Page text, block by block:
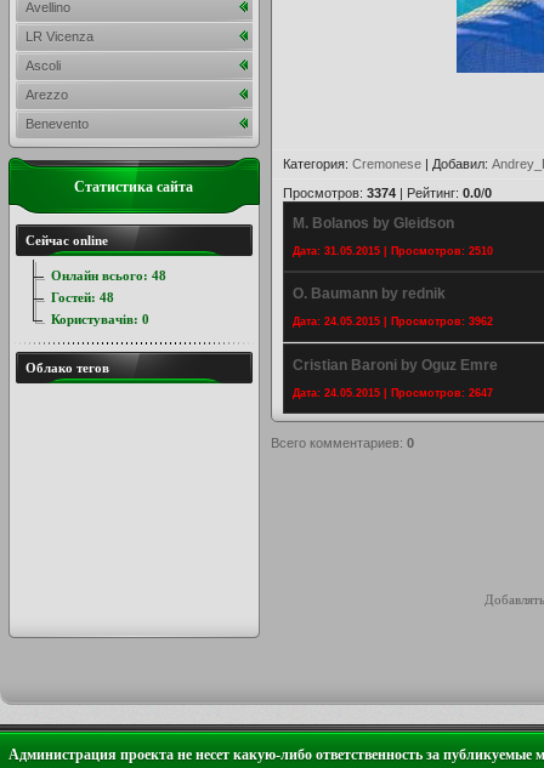
Категория: Cremonese | Добавил:
Просмотров: 3374 | Рейтинг: 0.0/0
M. Bolanos by Gleidson
Дата: 31.05.2015 | Просмотров: 2510
O. Baumann by rednik
Дата: 24.05.2015 | Просмотров: 3962
Cristian Baroni by Oguz Emre
Дата: 24.05.2015 | Просмотров: 2647
Всего комментариев: 0
Avellino
LR Vicenza
Ascoli
Arezzo
Benevento
Статистика сайта
Сейчас online
Онлайн всього: 48
Гостей: 48
Користувачів: 0
Облако тегов
Администрация проекта не несет какую-либо ответственность за публикуемые